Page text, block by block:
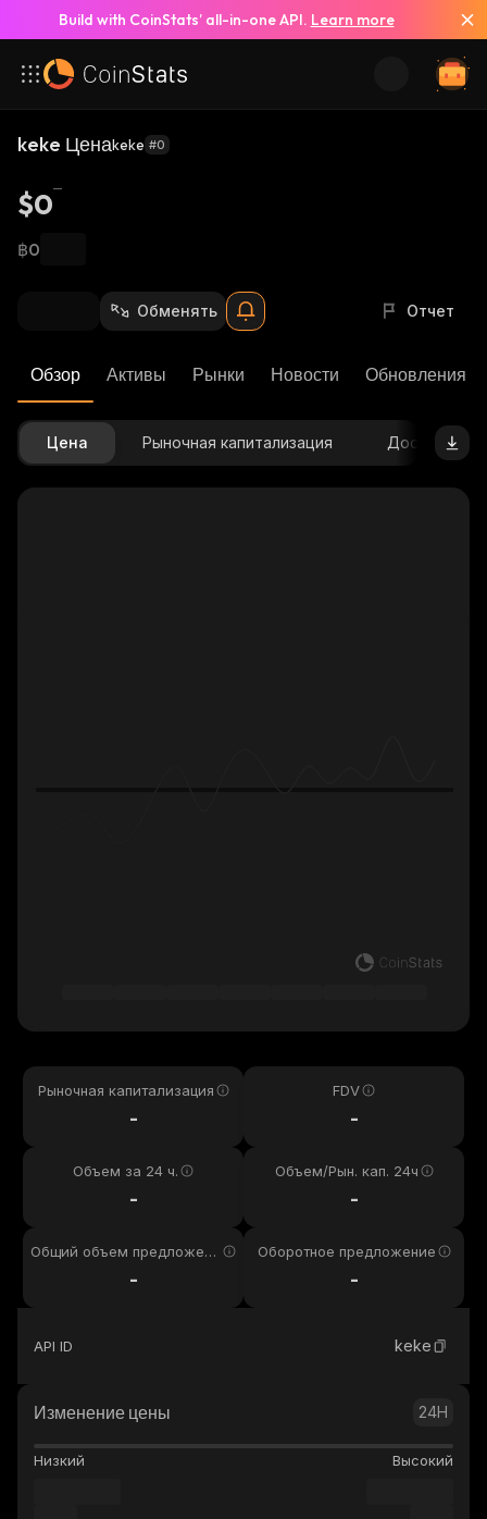
Build with CoinStats’ all-in-one API. Learn more
keke Ценаkeke #0
$0
฿0
Обменять Отчет
Обзор Активы Рынки Новости Обновления
Цена Рыночная капитализация Доступное
Рыночная капитализация
-
FDV
-
Объем за 24 ч.
-
Объем/Рын. кап. 24ч
-
Общий объем предложени
-
Оборотное предложение
-
API ID keke
Изменение цены 24H
Низкий Высокий